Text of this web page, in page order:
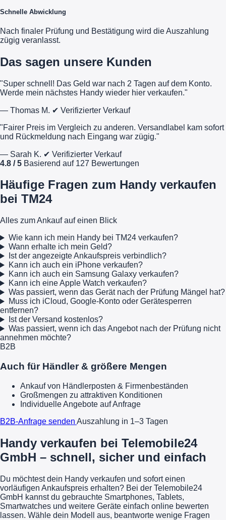
Schnelle Abwicklung
Nach finaler Prüfung und Bestätigung wird die Auszahlung
zügig veranlasst.
Das sagen unsere Kunden
"Super schnell! Das Geld war nach 2 Tagen auf dem Konto.
Werde mein nächstes Handy wieder hier verkaufen."
— Thomas M. ✔ Verifizierter Verkauf
"Fairer Preis im Vergleich zu anderen. Versandlabel kam sofort
und Rückmeldung nach Eingang war zügig."
— Sarah K. ✔ Verifizierter Verkauf
4.8 / 5 Basierend auf 127 Bewertungen
Häufige Fragen zum Handy verkaufen
bei TM24
Alles zum Ankauf auf einen Blick
Wie kann ich mein Handy bei TM24 verkaufen?
Wann erhalte ich mein Geld?
Ist der angezeigte Ankaufspreis verbindlich?
Kann ich auch ein iPhone verkaufen?
Kann ich auch ein Samsung Galaxy verkaufen?
Kann ich eine Apple Watch verkaufen?
Was passiert, wenn das Gerät nach der Prüfung Mängel hat?
Muss ich iCloud, Google-Konto oder Gerätesperren
entfernen?
Ist der Versand kostenlos?
Was passiert, wenn ich das Angebot nach der Prüfung nicht
annehmen möchte?
B2B
Auch für Händler & größere Mengen
Ankauf von Händlerposten & Firmenbeständen
Großmengen zu attraktiven Konditionen
Individuelle Angebote auf Anfrage
B2B-Anfrage senden Auszahlung in 1–3 Tagen
Handy verkaufen bei Telemobile24
GmbH – schnell, sicher und einfach
Du möchtest dein Handy verkaufen und sofort einen
vorläufigen Ankaufspreis erhalten? Bei der Telemobile24
GmbH kannst du gebrauchte Smartphones, Tablets,
Smartwatches und weitere Geräte einfach online bewerten
lassen. Wähle dein Modell aus, beantworte wenige Fragen